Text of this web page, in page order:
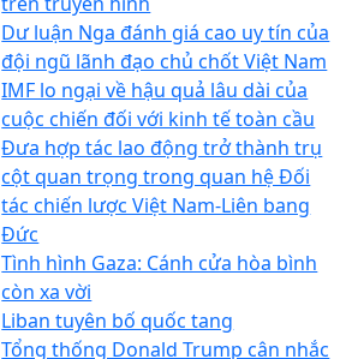
Dư luận Nga đánh giá cao uy tín của
đội ngũ lãnh đạo chủ chốt Việt Nam
IMF lo ngại về hậu quả lâu dài của
cuộc chiến đối với kinh tế toàn cầu
Đưa hợp tác lao động trở thành trụ
cột quan trọng trong quan hệ Đối
tác chiến lược Việt Nam-Liên bang
Đức
Tình hình Gaza: Cánh cửa hòa bình
còn xa vời
Liban tuyên bố quốc tang
Tổng thống Donald Trump cân nhắc